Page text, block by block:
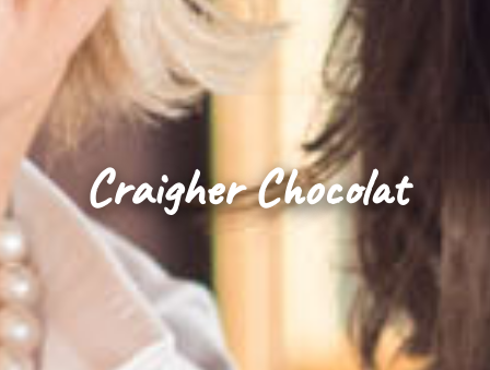
Craigher Chocolat